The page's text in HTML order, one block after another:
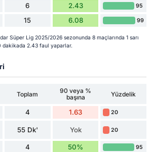
6 2.43 95
15 6.08 99
Süper Lig 2025/2026 sezonunda 8 maçlarında 1 sarı
dakikada 2.43 faul yaparlar.
Toplam
90 veya %
başına
Yüzdelik
4 1.63 20
55 Dk' Yok 20
4 50% 95